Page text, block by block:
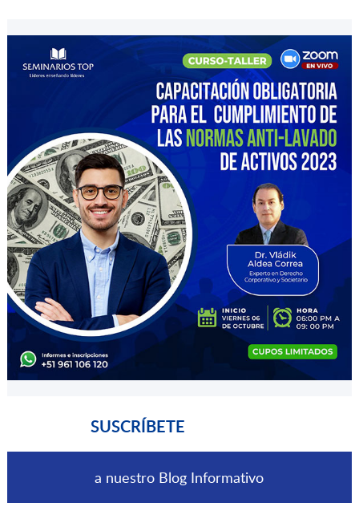
SUSCRÍBETE
a nuestro Blog Informativo